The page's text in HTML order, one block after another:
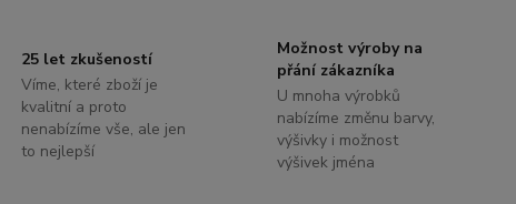
25 let zkušeností
Víme, které zboží je
kvalitní a proto
nenabízíme vše, ale jen
to nejlepší
Možnost výroby na
přání zákazníka
U mnoha výrobků
nabízíme změnu barvy,
výšivky i možnost
výšivek jména